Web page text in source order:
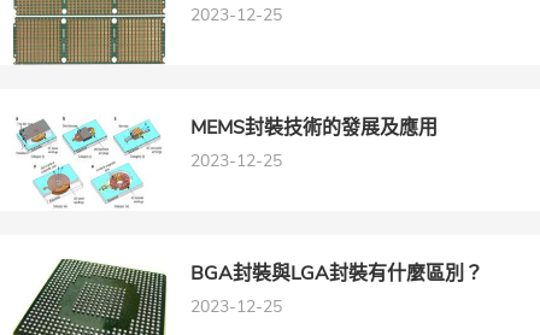
2023-12-25
MEMS封裝技術的發展及應用
2023-12-25
BGA封裝與LGA封裝有什麼區別？
2023-12-25